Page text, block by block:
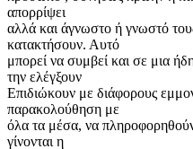
απορρίψει
αλλά και άγνωστο ή γνωστό
κατακτήσουν. Αυτό
μπορεί να συμβεί και σε μια
την ελέγξουν
Επιδιώκουν με διάφορους
παρακολούθηση με
όλα τα μέσα, να
γίνονται η